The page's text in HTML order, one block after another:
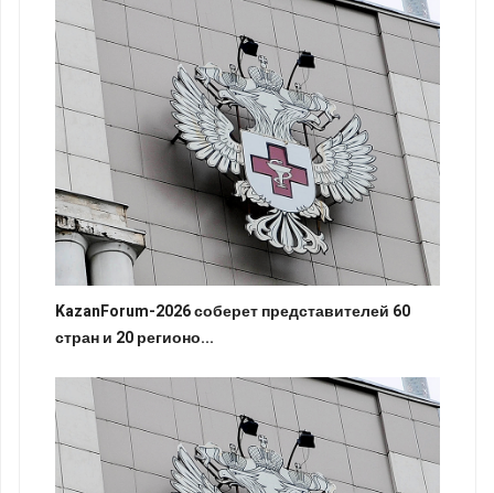
KazanForum-2026 соберет представителей 60
стран и 20 регионо...